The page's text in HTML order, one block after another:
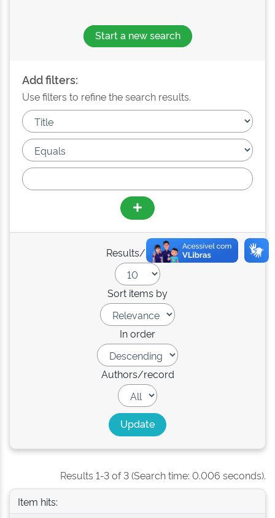
Start a new search
Add filters:
Use filters to refine the search results.
Results/Page
Sort items by
In order
Authors/record
Results 1-3 of 3 (Search time: 0.006 seconds).
Item hits: